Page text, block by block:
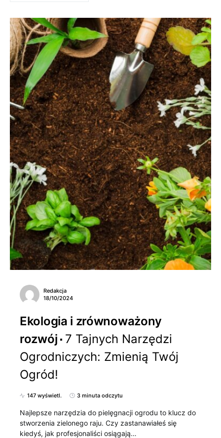
Redakcja
18/10/2024
Ekologia i zrównoważony
rozwój 7 Tajnych Narzędzi
Ogrodniczych: Zmienią Twój
Ogród!
147 wyświetl. 3 minuta odczytu
Najlepsze narzędzia do pielęgnacji ogrodu to klucz do
stworzenia zielonego raju. Czy zastanawiałeś się
kiedyś, jak profesjonaliści osiągają…